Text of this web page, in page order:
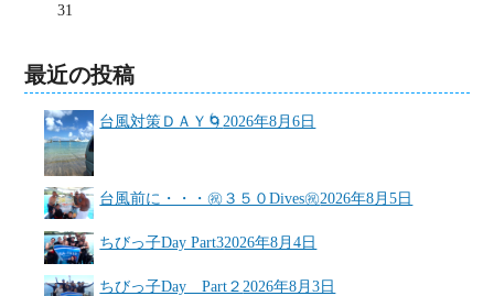
31
最近の投稿
台風対策ＤＡＹ🌀 2026年8月6日
台風前に・・・㊗３５０Dives㊗2026年8月5日
ちびっ子Day Part32026年8月4日
ちびっ子Day Part２ 2026年8月3日